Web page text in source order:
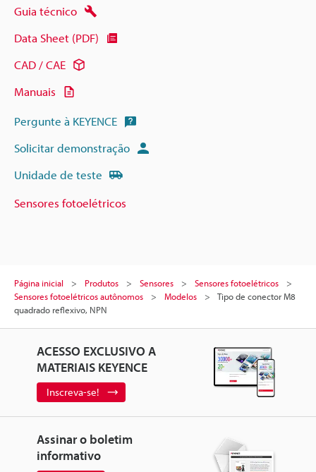
Guia técnico
Data Sheet (PDF)
CAD / CAE
Manuais
Pergunte à KEYENCE
Solicitar demonstração
Unidade de teste
Sensores fotoelétricos
Página inicial Produtos Sensores
Sensores fotoelétricos
Sensores fotoelétricos autônomos
Modelos
Tipo de conector M8
quadrado reflexivo, NPN
ACESSO EXCLUSIVO A
MATERIAIS KEYENCE
Inscreva-se!
Assinar o boletim
informativo